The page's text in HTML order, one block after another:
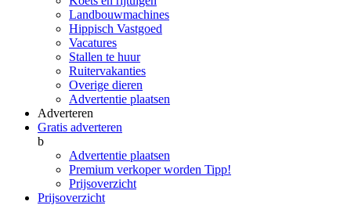
Landbouwmachines
Hippisch Vastgoed
Vacatures
Stallen te huur
Ruitervakanties
Overige dieren
Advertentie plaatsen
Adverteren
Gratis adverteren
b
Advertentie plaatsen
Premium verkoper worden Tipp!
Prijsoverzicht
Prijsoverzicht